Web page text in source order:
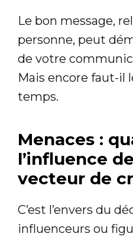
Le bon message,
personne, peut
de votre
Mais encore faut-il
temps.
Menaces :
l’influence
vecteur de
C’est l’envers du
influenceurs ou